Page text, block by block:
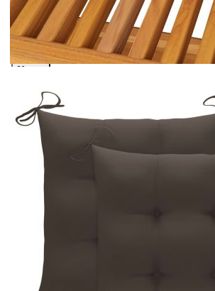
Предоставената таблица е с
Добавете продукта в количката си с
количката" и при поръчка ще можете
вноски на кредита.
Добавете продукта в количката си с
количката" и при поръчка ще можете
вноски на кредита.
Когато плащате с NewPay, всъщност
поръчката Ви вместо Вас. Вие я
разполагате с три начина да я
Отложено до 30 дни от момента на
поръчката без оскъпяване. За
400 лв. / €204,52
Плащане на 4 вноски. Заплащате 20%
поръчката си на момента с карта.
разделя на 3 равни месечни вноски
покупки на стойност до 1000 лв. /
Плащане на 6 вноски. Стойността на